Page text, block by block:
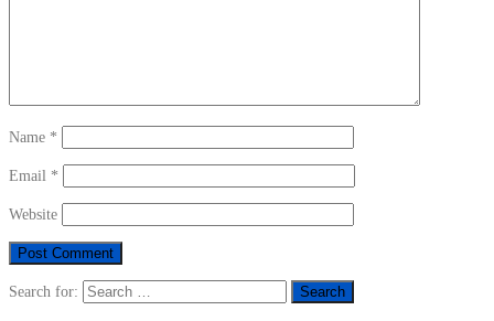
Name *
Email *
Website
Search for: